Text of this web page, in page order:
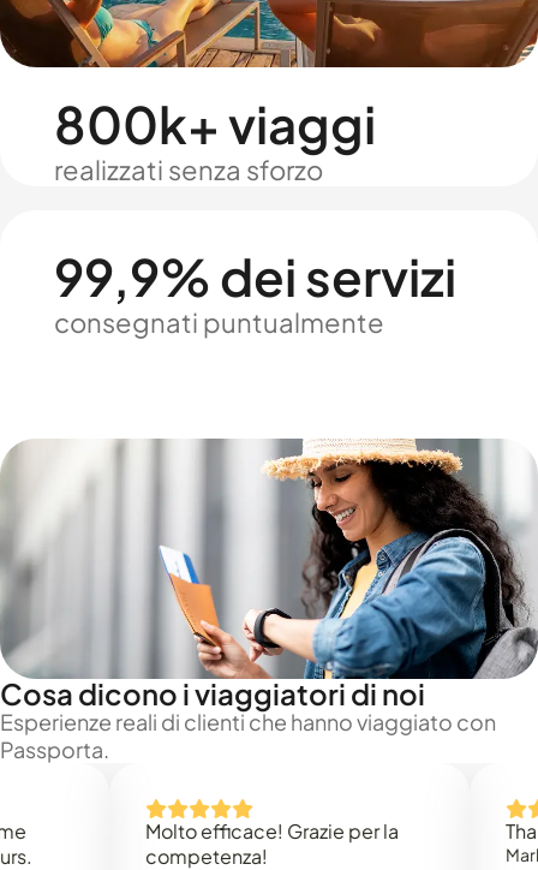
800k+ viaggi
realizzati senza sforzo
99,9% dei servizi
consegnati puntualmente
Cosa dicono i viaggiatori di noi
Esperienze reali di clienti che hanno viaggiato con
Passporta.
Molto efficace! Grazie per la
competenza!
Thank
Mark N.